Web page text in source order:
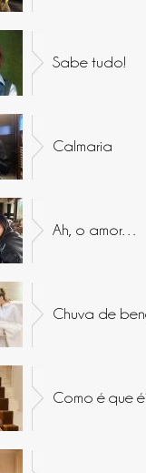
Sabe tudo!
Calmaria
Ah, o amor…
Como é que